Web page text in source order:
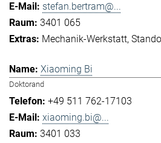
stefan.bertram@...
3401 065
Mechanik-Werkstatt
Xiaoming Bi
Doktorand
+49 511 762-17103
xiaoming.bi@...
3401 033